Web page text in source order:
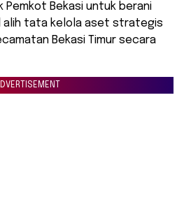
Pemkot Bekasi untuk berani
alih tata kelola aset strategis
Bekasi Timur secara